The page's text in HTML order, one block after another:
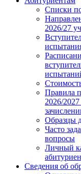
Списки
2026/27
Правила
2026/
Образцы
Часто
вопросы
Личный
Сведения об